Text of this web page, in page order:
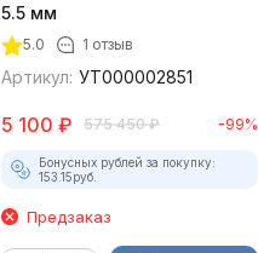
5.5 мм
5.0 1 отзыв
Артикул: УТ000002851
5 100 ₽ 575 450 ₽ -99%
Бонусных рублей за покупку:
153.15руб.
Предзаказ